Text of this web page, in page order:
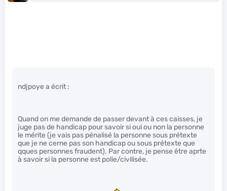
ndjpoye a écrit :
Quand on me demande de passer devant à ces caisses, je
juge pas de handicap pour savoir si oui ou non la personne
le mérite (je vais pas pénalisé la personne sous prétexte
que je ne cerne pas son handicap ou sous prétexte que
qques personnes fraudent). Par contre, je pense être aprte
à savoir si la personne est polie/civilisée.